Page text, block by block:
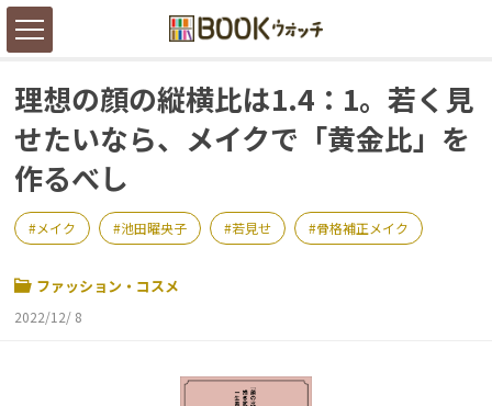
理想の顔の縦横比は1.4：1。若く見
せたいなら、メイクで「黄金比」を
作るべし
メイク 池田曜央子 若見せ 骨格補正メイク
ファッション・コスメ
2022/12/ 8